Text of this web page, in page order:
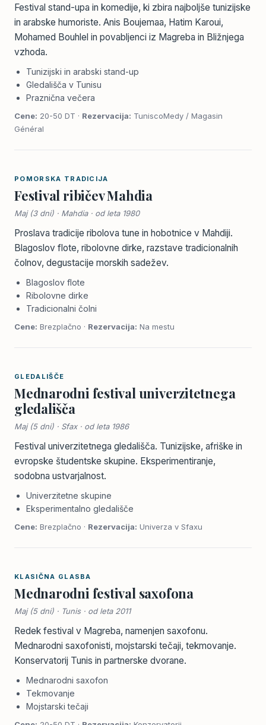
Festival stand-upa in komedije, ki zbira najboljše tunizijske
in arabske humoriste. Anis Boujemaa, Hatim Karoui,
Mohamed Bouhlel in povabljenci iz Magreba in Bližnjega
vzhoda.
Tunizijski in arabski stand-up
Gledališča v Tunisu
Praznična večera
Cene: 20-50 DT · Rezervacija: TuniscoMedy / Magasin
Général
POMORSKA TRADICIJA
Festival ribičev Mahdia
Maj (3 dni) · Mahdia · od leta 1980
Proslava tradicije ribolova tune in hobotnice v Mahdiji.
Blagoslov flote, ribolovne dirke, razstave tradicionalnih
čolnov, degustacije morskih sadežev.
Blagoslov flote
Ribolovne dirke
Tradicionalni čolni
Cene: Brezplačno · Rezervacija: Na mestu
GLEDALIŠČE
Mednarodni festival univerzitetnega
gledališča
Maj (5 dni) · Sfax · od leta 1986
Festival univerzitetnega gledališča. Tunizijske, afriške in
evropske študentske skupine. Eksperimentiranje,
sodobna ustvarjalnost.
Univerzitetne skupine
Eksperimentalno gledališče
Cene: Brezplačno · Rezervacija: Univerza v Sfaxu
KLASIČNA GLASBA
Mednarodni festival saxofona
Maj (5 dni) · Tunis · od leta 2011
Redek festival v Magreba, namenjen saxofonu.
Mednarodni saxofonisti, mojstarski tečaji, tekmovanje.
Konservatorij Tunis in partnerske dvorane.
Mednarodni saxofon
Tekmovanje
Mojstarski tečaji